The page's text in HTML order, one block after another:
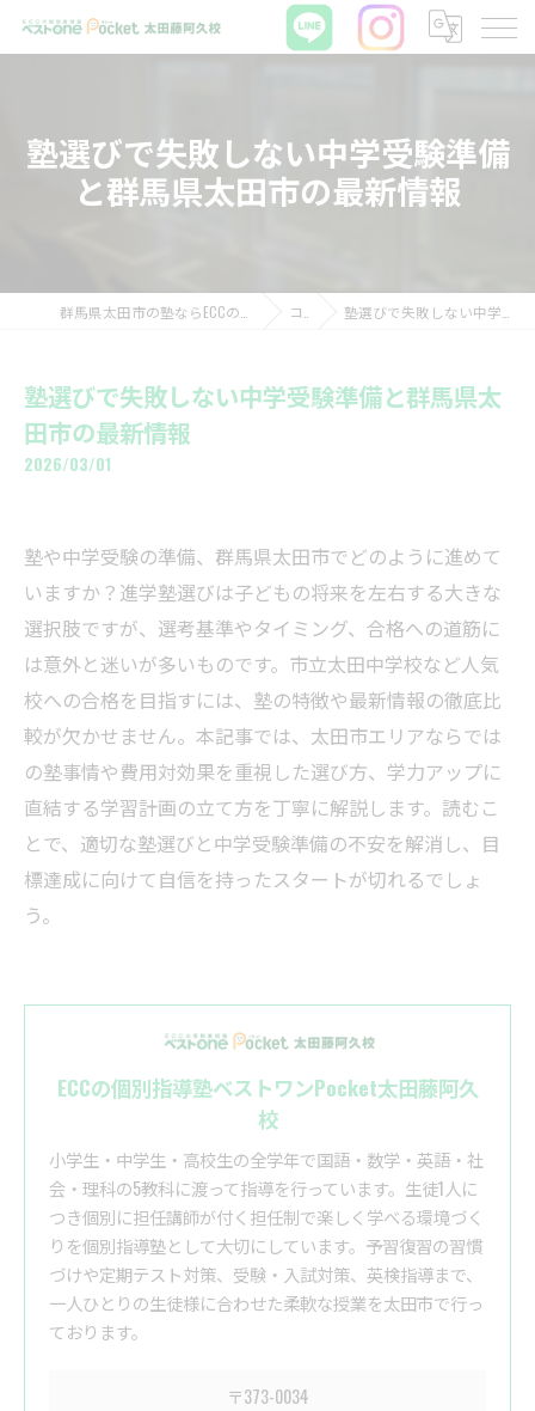
塾選びで失敗しない中学受験準備
と群馬県太田市の最新情報
コラム 塾選びで失敗しない中学受験準備と群馬県太田市の最新情報
塾選びで失敗しない中学受験準備と群馬県太
田市の最新情報
2026/03/01
塾や中学受験の準備、群馬県太田市でどのように進めて
いますか？進学塾選びは子どもの将来を左右する大きな
選択肢ですが、選考基準やタイミング、合格への道筋に
は意外と迷いが多いものです。市立太田中学校など人気
校への合格を目指すには、塾の特徴や最新情報の徹底比
較が欠かせません。本記事では、太田市エリアならでは
の塾事情や費用対効果を重視した選び方、学力アップに
直結する学習計画の立て方を丁寧に解説します。読むこ
とで、適切な塾選びと中学受験準備の不安を解消し、目
標達成に向けて自信を持ったスタートが切れるでしょ
う。
ECCの個別指導塾ベストワンPocket太田藤阿久
校
小学生・中学生・高校生の全学年で国語・数学・英語・社
会・理科の5教科に渡って指導を行っています。生徒1人に
つき個別に担任講師が付く担任制で楽しく学べる環境づく
りを個別指導塾として大切にしています。予習復習の習慣
づけや定期テスト対策、受験・入試対策、英検指導まで、
一人ひとりの生徒様に合わせた柔軟な授業を太田市で行っ
ております。
〒373-0034